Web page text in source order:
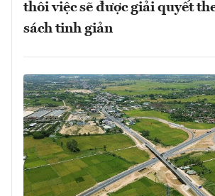
thôi việc sẽ được giải quyết
sách tinh giản